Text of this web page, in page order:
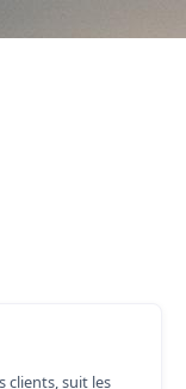
clients, suit les